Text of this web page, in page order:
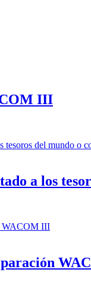
III
a los